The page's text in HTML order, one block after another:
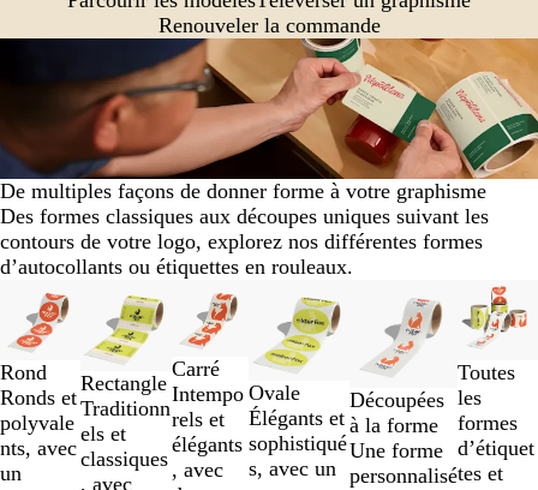
Renouveler la commande
De multiples façons de donner forme à votre graphisme
Des formes classiques aux découpes uniques suivant les
contours de votre logo, explorez nos différentes formes
d’autocollants ou étiquettes en rouleaux.
Rond
Ronds et
polyvale
nts, avec
un
Rectangle
Traditionn
els et
classiques
, avec
Carré
Intempo
rels et
élégants
, avec
Ovale
Élégants et
sophistiqué
s, avec un
Découpées
à la forme
Une forme
personnalisé
Nouveau
Toutes
les
formes
d’étiquet
tes et
Diapositives
à
2
sur
6